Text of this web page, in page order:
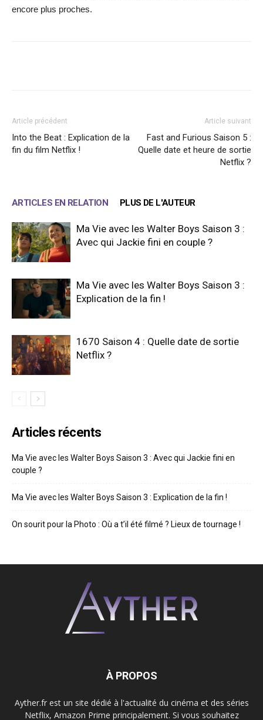
encore plus proches.
Article précédent
Into the Beat : Explication de la
fin du film Netflix !
Article suivant
Fast and Furious Saison 5 :
Quelle date et heure de sortie
Netflix ?
ARTICLES EN RELATION PLUS DE L'AUTEUR
Ma Vie avec les Walter Boys Saison 3 :
Avec qui Jackie fini en couple ?
Ma Vie avec les Walter Boys Saison 3 :
Explication de la fin !
1670 Saison 4 : Quelle date de sortie
Netflix ?
Articles récents
Ma Vie avec les Walter Boys Saison 3 : Avec qui Jackie fini en
couple ?
Ma Vie avec les Walter Boys Saison 3 : Explication de la fin !
On sourit pour la Photo : Où a t’il été filmé ? Lieux de tournage !
À PROPOS
Ayther.fr est un site dédié à l'actualité du cinéma et des séries
Netflix, Amazon Prime principalement. Si vous souhaitez